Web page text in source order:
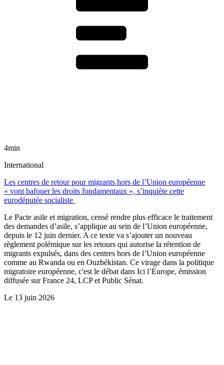
4min
International
Les centres de retour pour migrants hors de l’Union européenne
« vont bafouer les droits fondamentaux », s’inquiète cette
eurodéputée socialiste
Le Pacte asile et migration, censé rendre plus efficace le traitement
des demandes d’asile, s’applique au sein de l’Union européenne,
depuis le 12 juin dernier. A ce texte va s’ajouter un nouveau
règlement polémique sur les retours qui autorise la rétention de
migrants expulsés, dans des centres hors de l’Union européenne
comme au Rwanda ou en Ouzbékistan. Ce virage dans la politique
migratoire européenne, c'est le débat dans Ici l’Europe, émission
diffusée sur France 24, LCP et Public Sénat.
Le 13 juin 2026